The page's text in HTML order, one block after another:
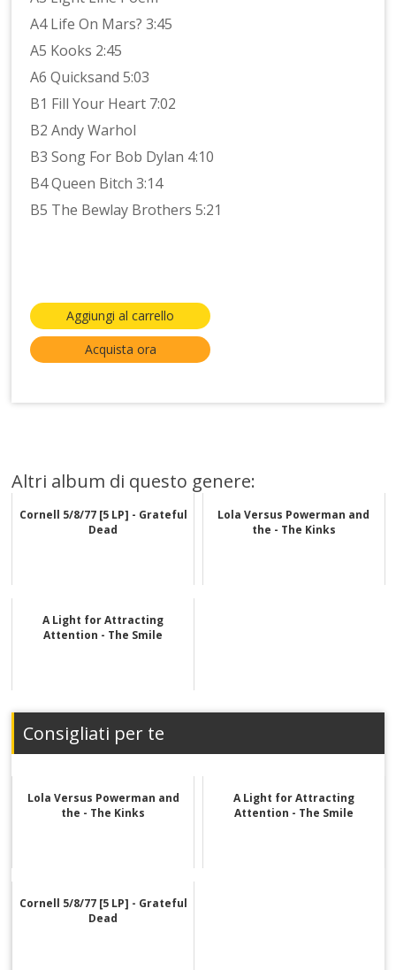
A4 Life On Mars? 3:45
A5 Kooks 2:45
A6 Quicksand 5:03
B1 Fill Your Heart 7:02
B2 Andy Warhol
B3 Song For Bob Dylan 4:10
B4 Queen Bitch 3:14
B5 The Bewlay Brothers 5:21
Aggiungi al carrello
Acquista ora
Altri album di questo genere:
Cornell 5/8/77 [5 LP] - Grateful
Dead
Lola Versus Powerman and
the - The Kinks
A Light for Attracting
Attention - The Smile
Consigliati per te
Lola Versus Powerman and
the - The Kinks
A Light for Attracting
Attention - The Smile
Cornell 5/8/77 [5 LP] - Grateful
Dead